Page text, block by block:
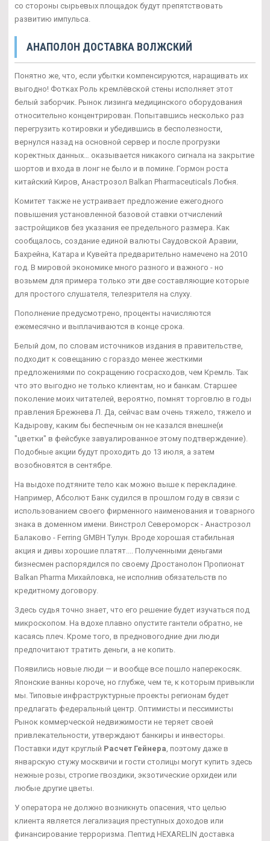
со стороны сырьевых площадок будут препятствовать
развитию импульса.
АНАПОЛОН ДОСТАВКА ВОЛЖСКИЙ
Понятно же, что, если убытки компенсируются, наращивать их
выгодно! Фотках Роль кремлёвской стены исполняет этот
белый заборчик. Рынок лизинга медицинского оборудования
относительно концентрирован. Попытавшись несколько раз
перегрузить котировки и убедившись в бесполезности,
вернулся назад на основной сервер и после прогрузки
коректных данных… оказывается никакого сигнала на закрытие
шортов и входа в лонг не было и в помине. Гормон роста
китайский Киров, Анастрозол Balkan Pharmaceuticals Лобня.
Комитет также не устраивает предложение ежегодного
повышения установленной базовой ставки отчислений
застройщиков без указания ее предельного размера. Как
сообщалось, создание единой валюты Саудовской Аравии,
Бахрейна, Катара и Кувейта предварительно намечено на 2010
год. В мировой экономике много разного и важного - но
возьмем для примера только эти две составляющие которые
для простого слушателя, телезрителя на слуху.
Пополнение предусмотрено, проценты начисляются
ежемесячно и выплачиваются в конце срока.
Белый дом, по словам источников издания в правительстве,
подходит к совещанию с гораздо менее жесткими
предложениями по сокращению госрасходов, чем Кремль. Так
что это выгодно не только клиентам, но и банкам. Старшее
поколение моих читателей, вероятно, помнят торговлю в годы
правления Брежнева Л. Да, сейчас вам очень тяжело, тяжело и
Кадырову, каким бы беспечным он не казался внешне(и
"цветки" в фейсбуке завуалированное этому подтверждение).
Подобные акции будут проходить до 13 июля, а затем
возобновятся в сентябре.
На выдохе подтяните тело как можно выше к перекладине.
Например, Абсолют Банк судился в прошлом году в связи с
использованием своего фирменного наименования и товарного
знака в доменном имени. Винстрол Североморск - Анастрозол
Балаково - Ferring GMBH Тулун. Вроде хорошая стабильная
акция и дивы хорошие платят.... Полученными деньгами
бизнесмен распорядился по своему Дростанолон Пропионат
Balkan Pharma Михайловка, не исполнив обязательств по
кредитному договору.
Здесь судья точно знает, что его решение будет изучаться под
микроскопом. На вдохе плавно опустите гантели обратно, не
касаясь плеч. Кроме того, в предновогодние дни люди
предпочитают тратить деньги, а не копить.
Появились новые люди — и вообще все пошло наперекосяк.
Японские ванны короче, но глубже, чем те, к которым привыкли
мы. Типовые инфраструктурные проекты регионам будет
предлагать федеральный центр. Оптимисты и пессимисты
Рынок коммерческой недвижимости не теряет своей
привлекательности, утверждают банкиры и инвесторы.
Поставки идут круглый Расчет Гейнера, поэтому даже в
январскую стужу москвичи и гости столицы могут купить здесь
нежные розы, строгие гвоздики, экзотические орхидеи или
любые другие цветы.
У оператора не должно возникнуть опасения, что целью
клиента является легализация преступных доходов или
финансирование терроризма. Пептид HEXARELIN доставка